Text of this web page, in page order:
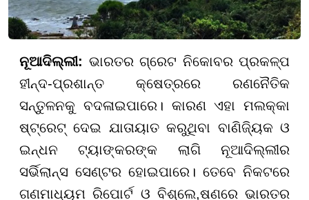
ନୂଆଦିଲ୍ଲୀ: ଭାରତର ଗ୍ରେଟ ନିକୋବର ପ୍ରକଳ୍ପ
ହୀନ୍ଦ-ପ୍ରଶାନ୍ତ କ୍ଷେତ୍ରରେ ରଣନୈତିକ
ସନ୍ତୁଳନକୁ ବଦଳାଇପାରେ। କାରଣ ଏହା ମଲକ୍କା
ଷ୍ଟ୍ରେଟ୍ ଦେଇ ଯାତାୟାତ କରୁଥିବା ବାଣିଜ୍ୟିକ ଓ
ଇନ୍ଧନ ଟ୍ୟାଙ୍କରଙ୍କ ଲାଗି ନୂଆଦିଲ୍ଲୀର
ସର୍ଭିଲାନ୍ସ ସେଣ୍ଟର ହୋଇପାରେ। ତେବେ ନିକଟରେ
ଗଣମାଧ୍ୟମ ରିପୋର୍ଟ ଓ ବିଶ୍ଲେ,ଷଣରେ ଭାରତର